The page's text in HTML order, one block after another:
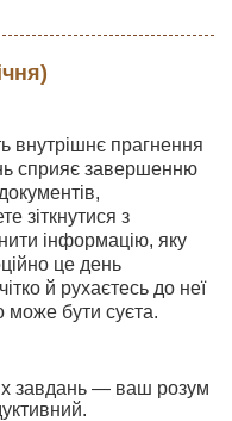
внутрішнє прагнення
сприяє завершенню
зіткнутися з
інформацію, яку
це день
й рухаєтесь до неї
може бути суєта.
завдань — ваш розум